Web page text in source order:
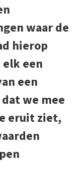
waar de
hierop
een
een
we mee
eruit ziet,